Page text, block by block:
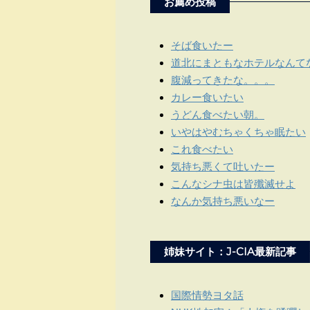
そば食いたー
道北にまともなホテルなんて
腹減ってきたな。。。
カレー食いたい
うどん食べたい朝。
いやはやむちゃくちゃ眠たい
これ食べたい
気持ち悪くて吐いたー
こんなシナ虫は皆殲滅せよ
なんか気持ち悪いなー
姉妹サイト：J-CIA最新記事
国際情勢ヨタ話